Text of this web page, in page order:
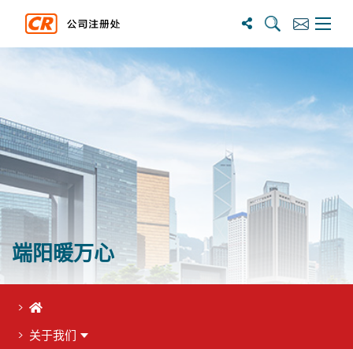
搜尋 訂閱主選
端阳暖万心
首页
关于我们